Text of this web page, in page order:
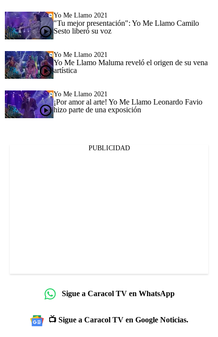
Yo Me Llamo 2021
"Tu mejor presentación": Yo Me Llamo Camilo
Sesto liberó su voz
Yo Me Llamo 2021
Yo Me Llamo Maluma reveló el origen de su vena
artística
Yo Me Llamo 2021
¡Por amor al arte! Yo Me Llamo Leonardo Favio
hizo parte de una exposición
PUBLICIDAD
Sigue a Caracol TV en WhatsApp
📺 Sigue a Caracol TV en Google Noticias.